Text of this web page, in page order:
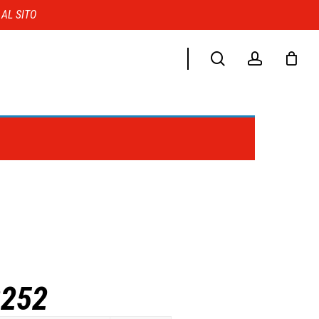
SITO
searchaccount